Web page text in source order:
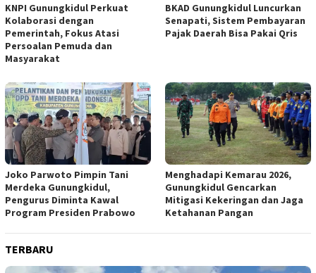
KNPI Gunungkidul Perkuat
Kolaborasi dengan
Pemerintah, Fokus Atasi
Persoalan Pemuda dan
Masyarakat
BKAD Gunungkidul Luncurkan
Senapati, Sistem Pembayaran
Pajak Daerah Bisa Pakai Qris
Joko Parwoto Pimpin Tani
Merdeka Gunungkidul,
Pengurus Diminta Kawal
Program Presiden Prabowo
Menghadapi Kemarau 2026,
Gunungkidul Gencarkan
Mitigasi Kekeringan dan Jaga
Ketahanan Pangan
TERBARU